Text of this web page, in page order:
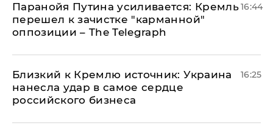
Паранойя Путина усиливается: Кремль
перешел к зачистке "карманной"
оппозиции – The Telegraph
16:44
Близкий к Кремлю источник: Украина
нанесла удар в самое сердце
российского бизнеса
16:25